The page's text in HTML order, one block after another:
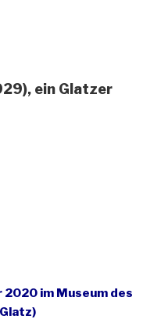
ein Glatzer
2020 im Museum des